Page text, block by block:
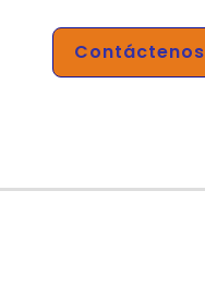
Contáctenos